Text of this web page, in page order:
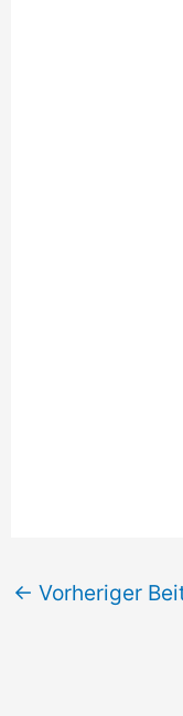
← Vorheriger